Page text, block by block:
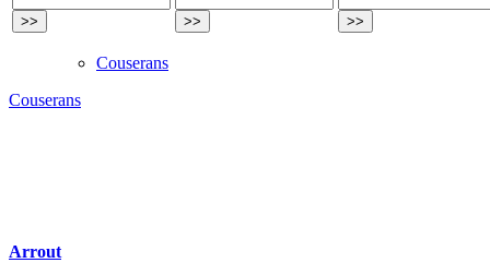
Couserans
Couserans
Arrout